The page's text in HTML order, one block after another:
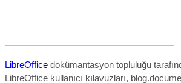
LibreOffice dokümantasyon topluluğu
LibreOffice kullanıcı kılavuzları,